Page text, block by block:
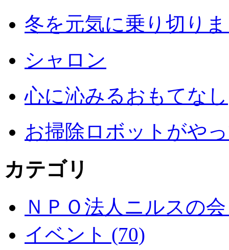
冬を元気に乗り切り
シャロン
心に沁みるおもてなし
お掃除ロボットがや
カテゴリ
ＮＰＯ法人ニルスの
イベント (70)